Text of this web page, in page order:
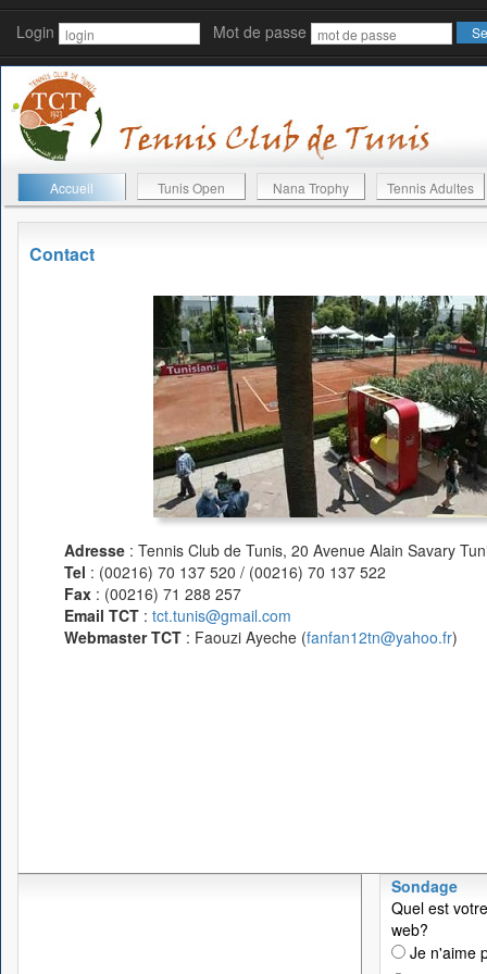
Login Mot de passe
Accueil Tunis Open Nana Trophy Tennis Adultes
Contact
Adresse : Tennis Club de Tunis, 20 Avenue Alain Savary
Tel : (00216) 70 137 520 / (00216) 70 137 522
Fax : (00216) 71 288 257
Email TCT : tct.tunis@gmail.com
Webmaster TCT : Faouzi Ayeche (fanfan12tn@yahoo.fr)
Sondage
Quel est
web?
Je n'aime